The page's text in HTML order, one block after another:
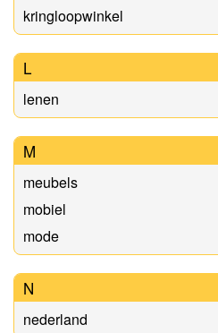
kringloopwinkel
L
lenen
M
meubels
mobiel
mode
N
nederland